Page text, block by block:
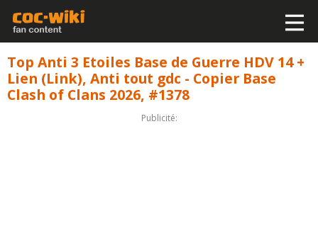
Top Anti 3 Etoiles Base de Guerre HDV 14 +
Lien (Link), Anti tout gdc - Copier Base
Clash of Clans 2026, #1378
Publicité: